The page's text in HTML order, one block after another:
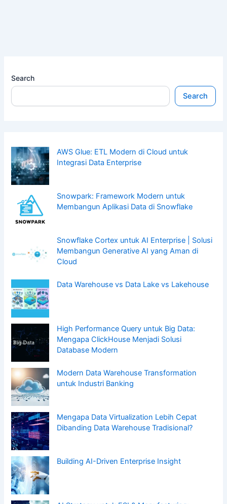
Search
Search
AWS Glue: ETL Modern di Cloud untuk
Integrasi Data Enterprise
Snowpark: Framework Modern untuk
Membangun Aplikasi Data di Snowflake
Snowflake Cortex untuk AI Enterprise | Solusi
Membangun Generative AI yang Aman di
Cloud
Data Warehouse vs Data Lake vs Lakehouse
High Performance Query untuk Big Data:
Mengapa ClickHouse Menjadi Solusi
Database Modern
Modern Data Warehouse Transformation
untuk Industri Banking
Mengapa Data Virtualization Lebih Cepat
Dibanding Data Warehouse Tradisional?
Building AI-Driven Enterprise Insight